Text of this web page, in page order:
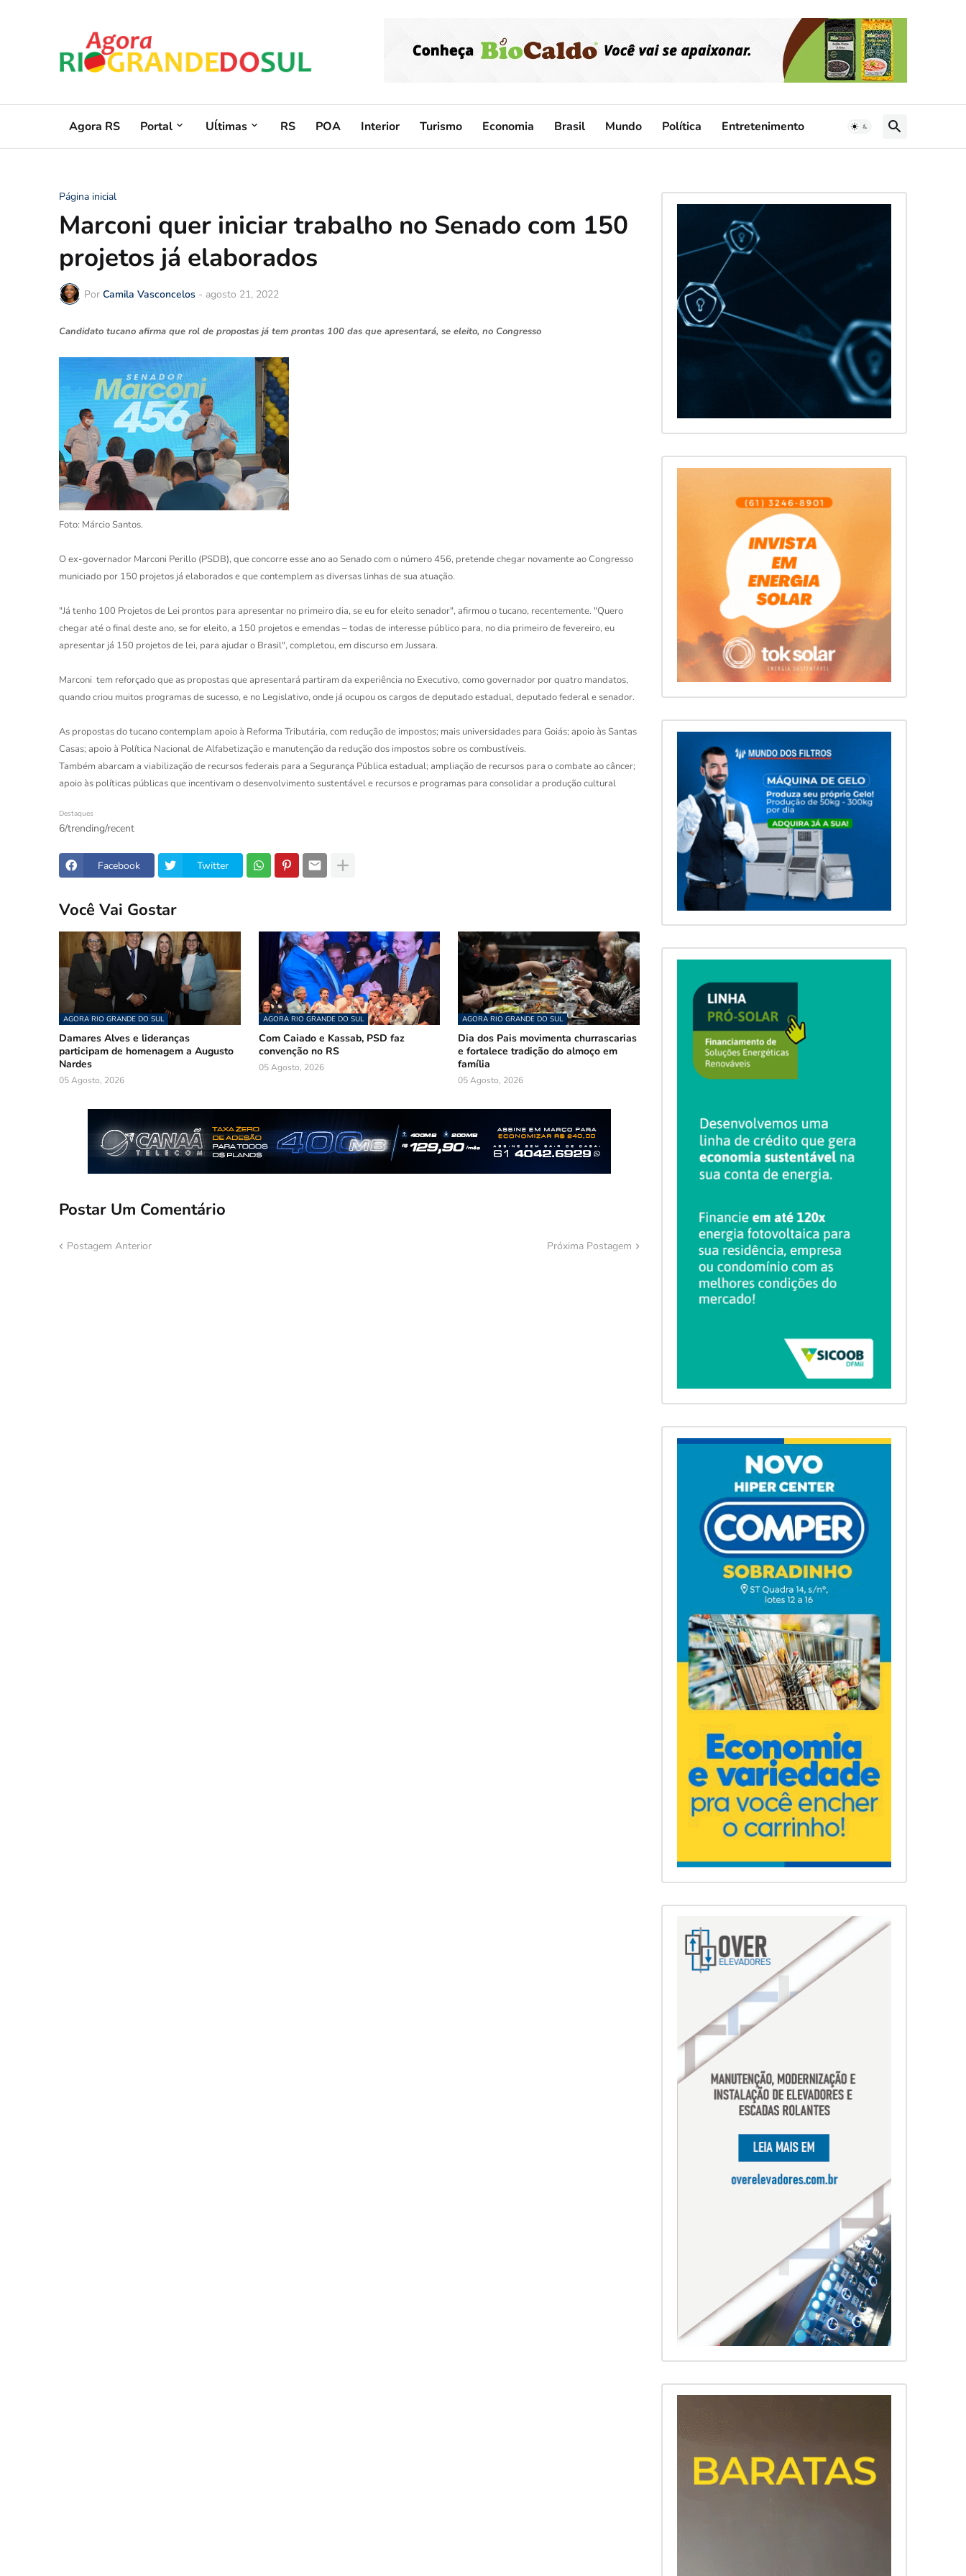
Agora RS Portal Uĺtimas RS POA Interior Turismo Economia Brasil Mundo Política Entretenimento
Página inicial
Marconi quer iniciar trabalho no Senado com 150
projetos já elaborados
Por Camila Vasconcelos - agosto 21, 2022
Candidato tucano afirma que rol de propostas já tem prontas 100 das que apresentará, se eleito, no Congresso
Foto: Márcio Santos.
O ex-governador Marconi Perillo (PSDB), que concorre esse ano ao Senado com o número 456, pretende chegar novamente ao Congresso
municiado por 150 projetos já elaborados e que contemplem as diversas linhas de sua atuação.
"Já tenho 100 Projetos de Lei prontos para apresentar no primeiro dia, se eu for eleito senador", afirmou o tucano, recentemente. "Quero
chegar até o final deste ano, se for eleito, a 150 projetos e emendas – todas de interesse público para, no dia primeiro de fevereiro, eu
apresentar já 150 projetos de lei, para ajudar o Brasil", completou, em discurso em Jussara.
Marconi tem reforçado que as propostas que apresentará partiram da experiência no Executivo, como governador por quatro mandatos,
quando criou muitos programas de sucesso, e no Legislativo, onde já ocupou os cargos de deputado estadual, deputado federal e senador.
As propostas do tucano contemplam apoio à Reforma Tributária, com redução de impostos; mais universidades para Goiás; apoio às Santas
Casas; apoio à Política Nacional de Alfabetização e manutenção da redução dos impostos sobre os combustíveis.
Também abarcam a viabilização de recursos federais para a Segurança Pública estadual; ampliação de recursos para o combate ao câncer;
apoio às políticas públicas que incentivam o desenvolvimento sustentável e recursos e programas para consolidar a produção cultural
Destaques
6/trending/recent
Facebook Twitter
Você Vai Gostar
AGORA RIO GRANDE DO SUL
Damares Alves e lideranças
participam de homenagem a Augusto
Nardes
05 Agosto, 2026
AGORA RIO GRANDE DO SUL
Com Caiado e Kassab, PSD faz
convenção no RS
05 Agosto, 2026
AGORA RIO GRANDE DO SUL
Dia dos Pais movimenta churrascarias
e fortalece tradição do almoço em
família
05 Agosto, 2026
Postar Um Comentário
Postagem Anterior Próxima Postagem